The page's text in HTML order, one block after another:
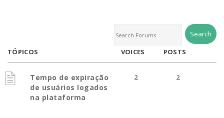
TÓPICOS VOICES POSTS
Tempo de expiração
de usuários logados
na plataforma
2 2